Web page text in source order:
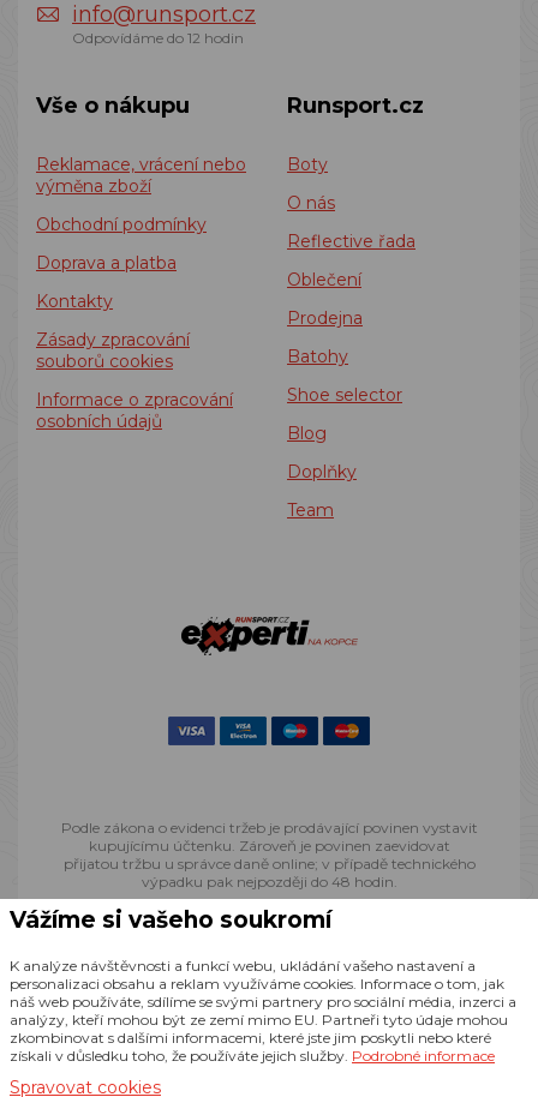
info@runsport.cz
Odpovídáme do 12 hodin
Vše o nákupu
Reklamace, vrácení nebo
výměna zboží
Obchodní podmínky
Doprava a platba
Kontakty
Zásady zpracování
souborů cookies
Informace o zpracování
osobních údajů
Runsport.cz
Boty
O nás
Reflective řada
Oblečení
Prodejna
Batohy
Shoe selector
Blog
Doplňky
Team
Podle zákona o evidenci tržeb je prodávající povinen vystavit
kupujícímu účtenku. Zároveň je povinen zaevidovat
přijatou tržbu u správce daně online; v případě technického
výpadku pak nejpozději do 48 hodin.
RealizaceCZECHGROUP.cz
Vážíme si vašeho soukromí
K analýze návštěvnosti a funkcí webu, ukládání vašeho nastavení a
personalizaci obsahu a reklam využíváme cookies. Informace o tom, jak
náš web používáte, sdílíme se svými partnery pro sociální média, inzerci a
analýzy, kteří mohou být ze zemí mimo EU. Partneři tyto údaje mohou
zkombinovat s dalšími informacemi, které jste jim poskytli nebo které
získali v důsledku toho, že používáte jejich služby. Podrobné informace
Spravovat cookies